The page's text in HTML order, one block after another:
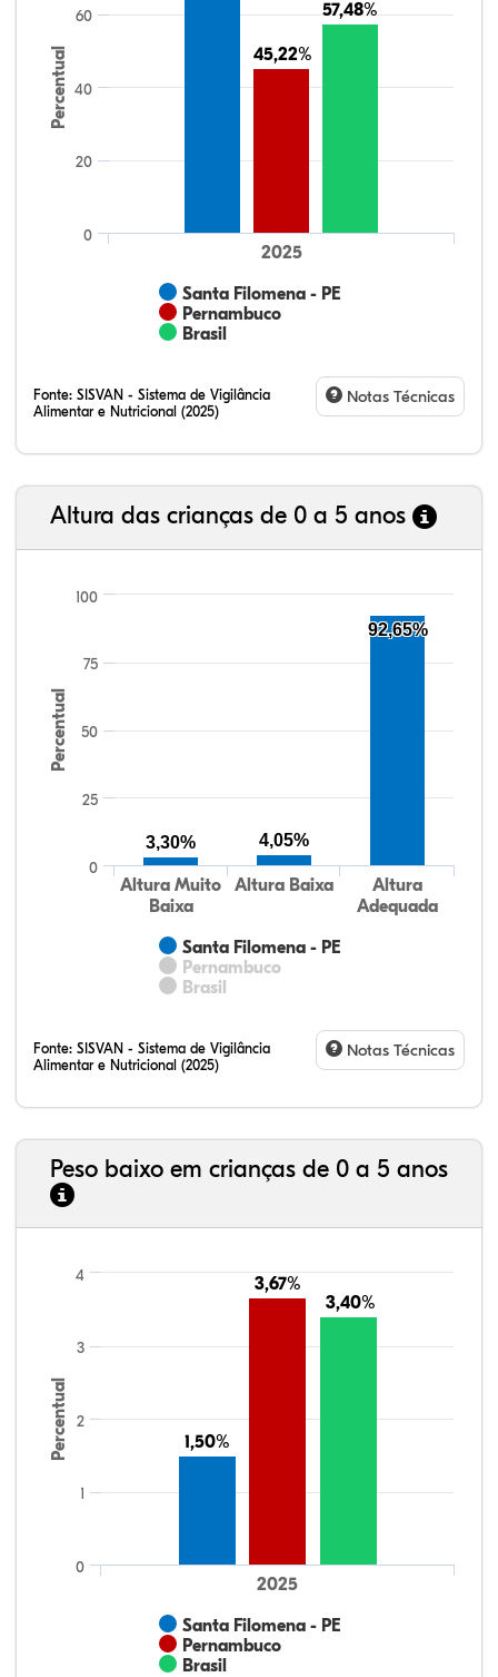
Percentual 45,22%
45,22%
57,48%
57,48%
Santa Filomena - PE
Pernambuco
Brasil
2025
0
20
40
60
Fonte: SISVAN - Sistema de Vigilância
Alimentar e Nutricional (2025)
Notas Técnicas
Altura das crianças de 0 a 5 anos
Percentual
Santa Filomena - PE
Pernambuco
Brasil
Altura Muito
Baixa
Altura Baixa
Altura
Adequada
0
25
50
75
100
3,30% 4,05%
92,65%
Fonte: SISVAN - Sistema de Vigilância
Alimentar e Nutricional (2025)
Notas Técnicas
Peso baixo em crianças de 0 a 5 anos
Percentual 1,50%
1,50%
3,67%
3,67%
3,40%
3,40%
Santa Filomena - PE
Pernambuco
Brasil
2025
0
1
2
3
4